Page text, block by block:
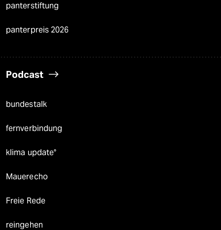
panterstiftung
panterpreis 2026
Podcast
bundestalk
fernverbindung
klima update°
Mauerecho
Freie Rede
reingehen